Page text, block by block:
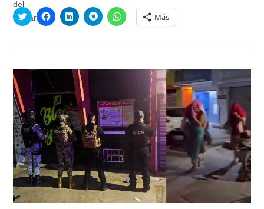
Haz
clic
en
abre
en
una
ventana
nueva)
Haz
clic
en
abre
una
ventana
nueva)
Haz
clic
en
abre
en
una
ventana
nueva)
Haz
clic
en
abre
nueva)
Haz
clic
para
en
abre
ventana
nueva)
Más